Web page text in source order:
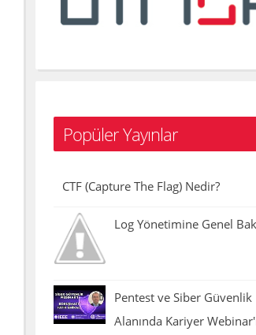
Popüler Yayınlar
CTF (Capture The Flag) Nedir?
Log Yönetimine Genel
Pentest ve Siber Güvenlik
Alanında Kariyer